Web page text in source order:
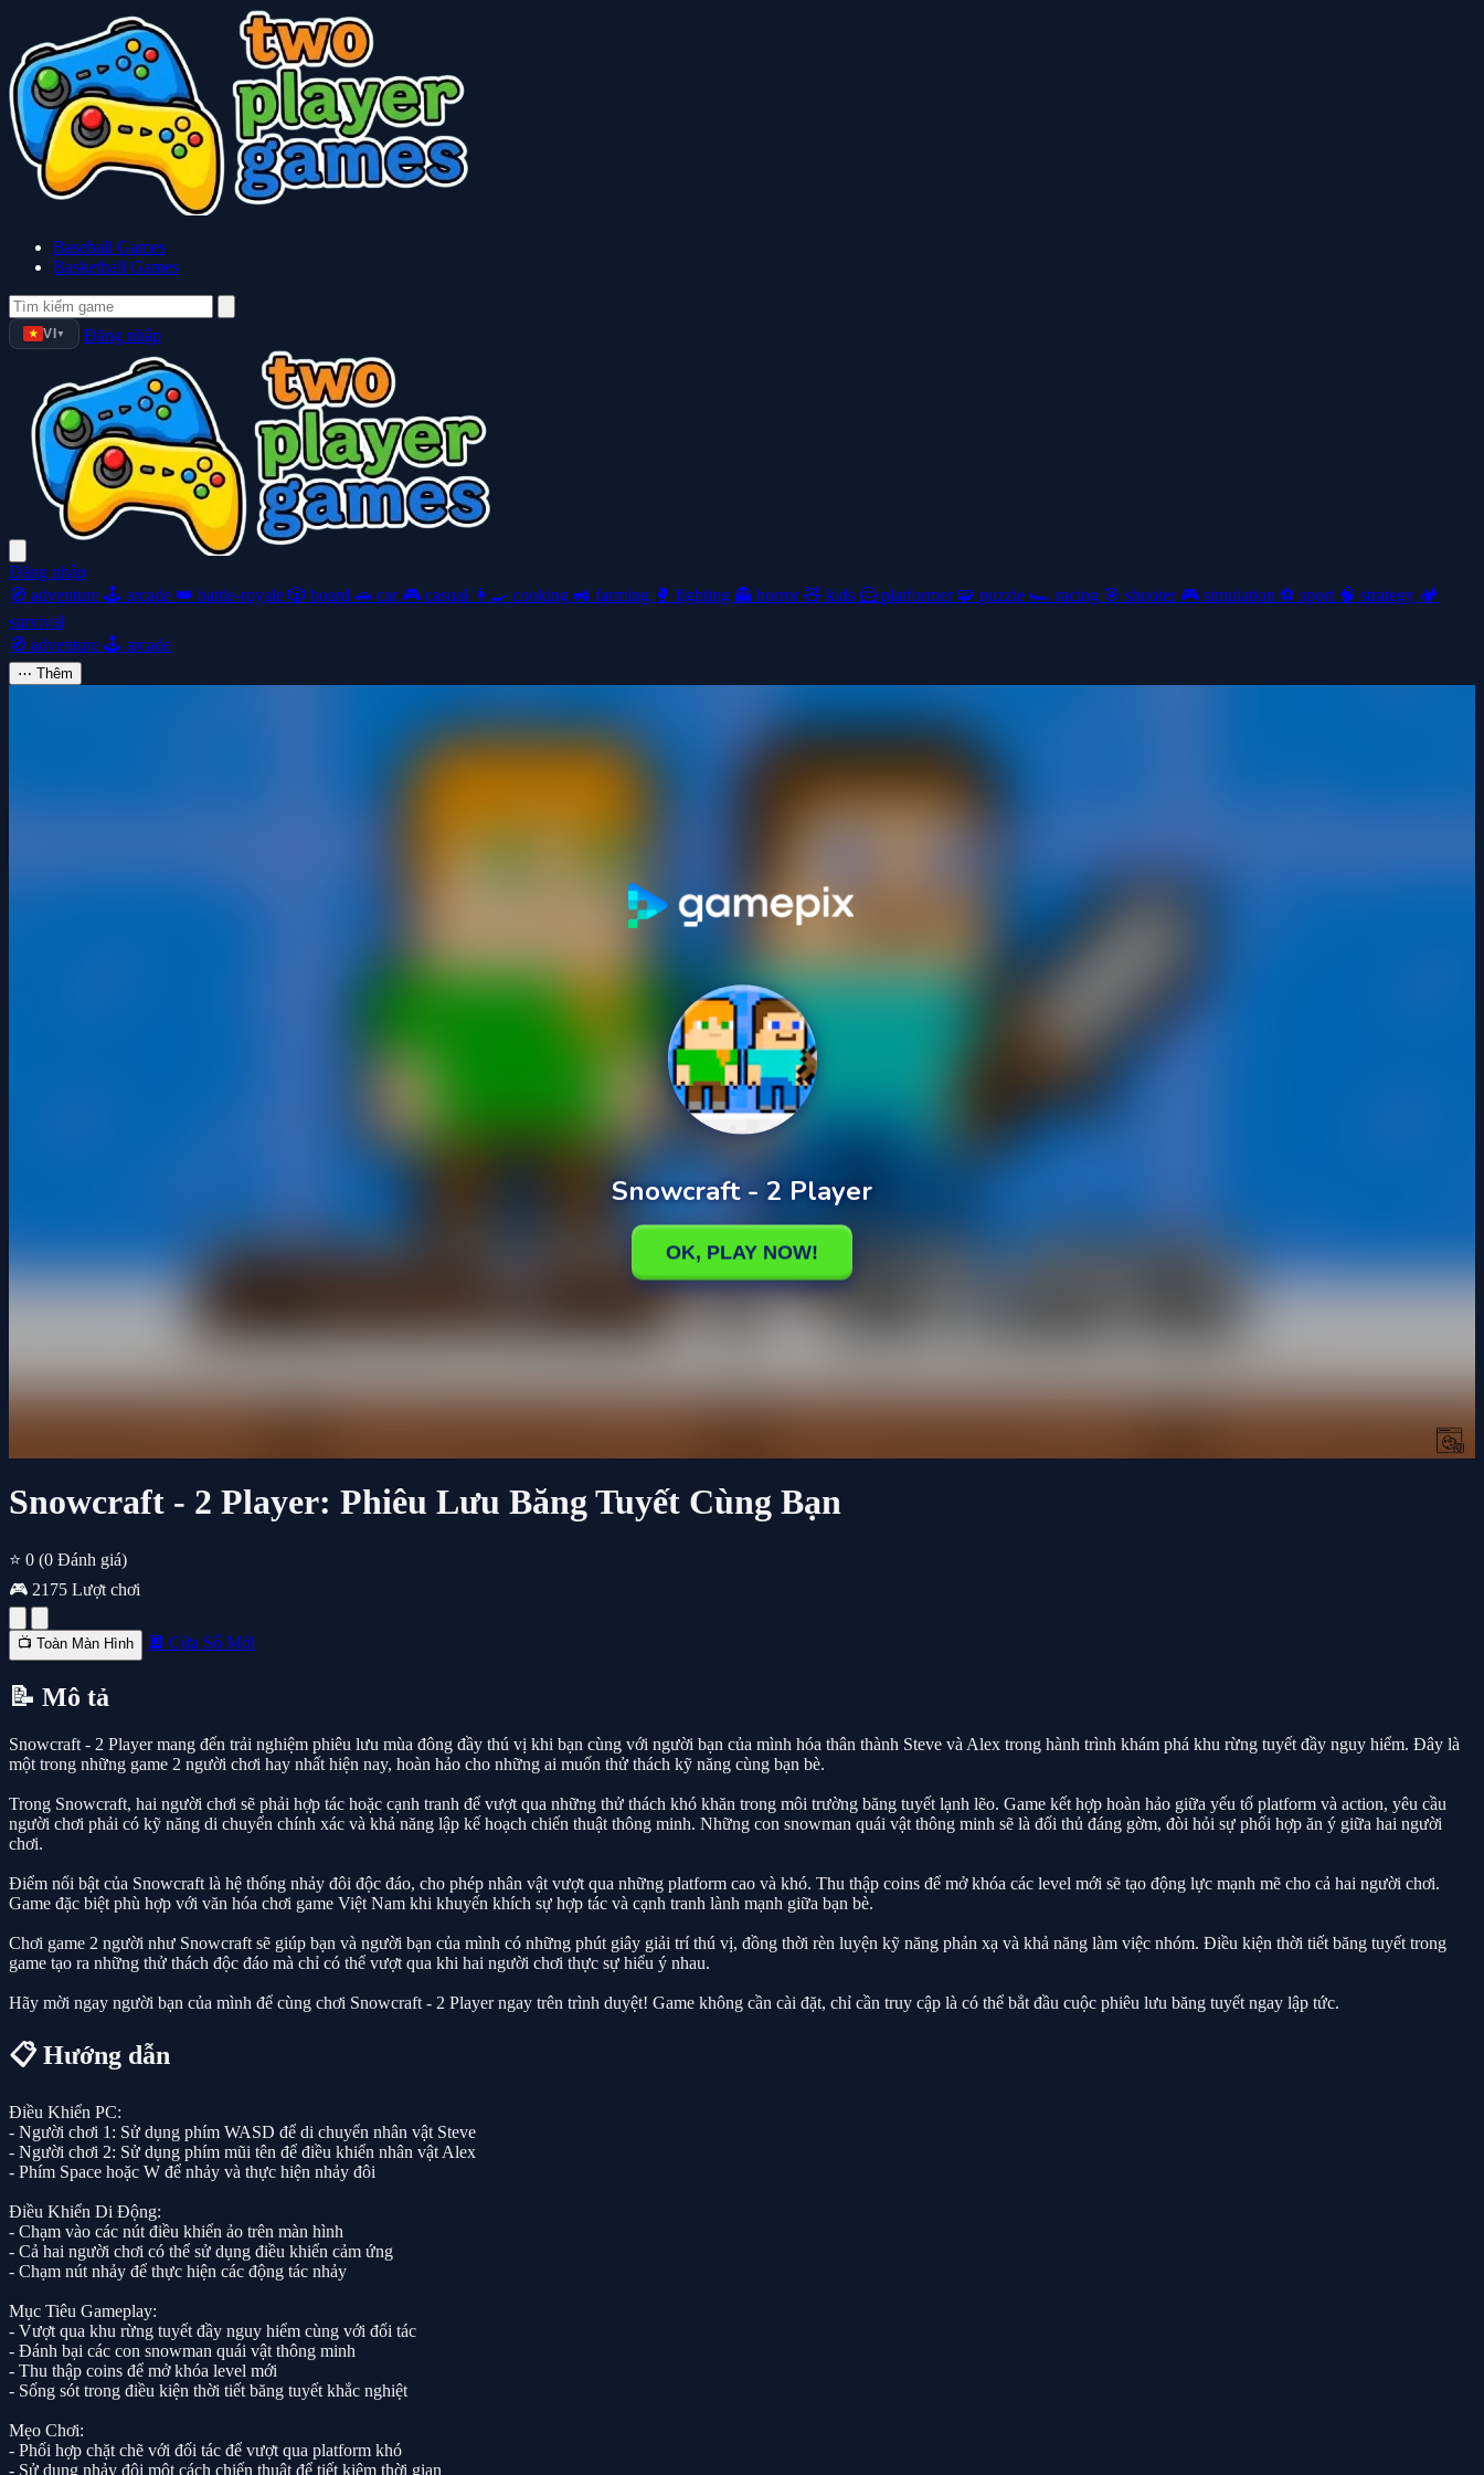
Baseball Games
Basketball Games
VI ▼ Đăng nhập
Đăng nhập
🧭 adventure 🕹️ arcade 👑 battle-royale 🎲 board 🚗 car 🎮 casual 👩‍🍳 cooking 🚜 farming 🥊 fighting 👻 horror🧸 kids 🦸 platformer 🧩 puzzle 🏎️ racing 🎯 shooter 🎮 simulation ⚽ sport 🧠 strategy 🏕️
survival
🧭 adventure 🕹️ arcade
⋯ Thêm
Snowcraft - 2 Player: Phiêu Lưu Băng Tuyết Cùng Bạn
⭐ 0 (0 Đánh giá)
🎮 2175 Lượt chơi
📺 Toàn Màn Hình 🔲 Cửa Sổ Mới
📝 Mô tả
Snowcraft - 2 Player mang đến trải nghiệm phiêu lưu mùa đông đầy thú vị khi bạn cùng với người bạn của mình hóa thân thành Steve và Alex trong hành trình khám phá khu rừng tuyết đầy nguy hiểm. Đây là
một trong những game 2 người chơi hay nhất hiện nay, hoàn hảo cho những ai muốn thử thách kỹ năng cùng bạn bè.
Trong Snowcraft, hai người chơi sẽ phải hợp tác hoặc cạnh tranh để vượt qua những thử thách khó khăn trong môi trường băng tuyết lạnh lẽo. Game kết hợp hoàn hảo giữa yếu tố platform và action, yêu cầu
người chơi phải có kỹ năng di chuyển chính xác và khả năng lập kế hoạch chiến thuật thông minh. Những con snowman quái vật thông minh sẽ là đối thủ đáng gờm, đòi hỏi sự phối hợp ăn ý giữa hai người
chơi.
Điểm nổi bật của Snowcraft là hệ thống nhảy đôi độc đáo, cho phép nhân vật vượt qua những platform cao và khó. Thu thập coins để mở khóa các level mới sẽ tạo động lực mạnh mẽ cho cả hai người chơi.
Game đặc biệt phù hợp với văn hóa chơi game Việt Nam khi khuyến khích sự hợp tác và cạnh tranh lành mạnh giữa bạn bè.
Chơi game 2 người như Snowcraft sẽ giúp bạn và người bạn của mình có những phút giây giải trí thú vị, đồng thời rèn luyện kỹ năng phản xạ và khả năng làm việc nhóm. Điều kiện thời tiết băng tuyết trong
game tạo ra những thử thách độc đáo mà chỉ có thể vượt qua khi hai người chơi thực sự hiểu ý nhau.
Hãy mời ngay người bạn của mình để cùng chơi Snowcraft - 2 Player ngay trên trình duyệt! Game không cần cài đặt, chỉ cần truy cập là có thể bắt đầu cuộc phiêu lưu băng tuyết ngay lập tức.
📋 Hướng dẫn
Điều Khiển PC:
- Người chơi 1: Sử dụng phím WASD để di chuyển nhân vật Steve
- Người chơi 2: Sử dụng phím mũi tên để điều khiển nhân vật Alex
- Phím Space hoặc W để nhảy và thực hiện nhảy đôi
Điều Khiển Di Động:
- Chạm vào các nút điều khiển ảo trên màn hình
- Cả hai người chơi có thể sử dụng điều khiển cảm ứng
- Chạm nút nhảy để thực hiện các động tác nhảy
Mục Tiêu Gameplay:
- Vượt qua khu rừng tuyết đầy nguy hiểm cùng với đối tác
- Đánh bại các con snowman quái vật thông minh
- Thu thập coins để mở khóa level mới
- Sống sót trong điều kiện thời tiết băng tuyết khắc nghiệt
Mẹo Chơi:
- Phối hợp chặt chẽ với đối tác để vượt qua platform khó
- Sử dụng nhảy đôi một cách chiến thuật để tiết kiệm thời gian